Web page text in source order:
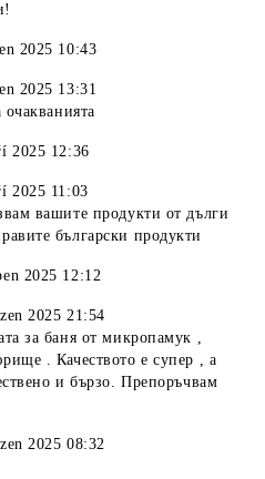
2025 10:43
2025 13:31
очакванията
2025 12:36
2025 11:03
вашите продукти от дълги
български продукти
2025 12:12
2025 21:54
за баня от микропамук ,
. Качеството е супер , а
и бързо. Препоръчвам
2025 08:32